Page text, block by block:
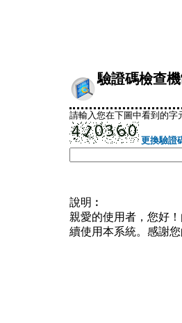
驗證碼檢查機
請輸入您在下圖中看到的字
更換驗證
說明︰
親愛的使用者，您好
續使用本系統。感謝您